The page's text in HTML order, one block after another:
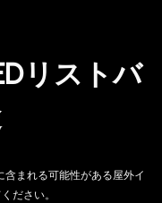
リストバ
まれる可能性がある屋外イ
ださい。